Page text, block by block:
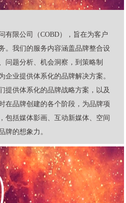
有限公司
（COBD），旨在为客户
。我们的服务内容涵盖品牌整合设
问题分析、机会洞察，到策略制
企业提供体系化的品牌解决方案。
提供体系化的品牌战略方案，以及
在品牌创建的各个阶段，为品牌项
包括媒体影画、互动新媒体、空间
牌的想象力。